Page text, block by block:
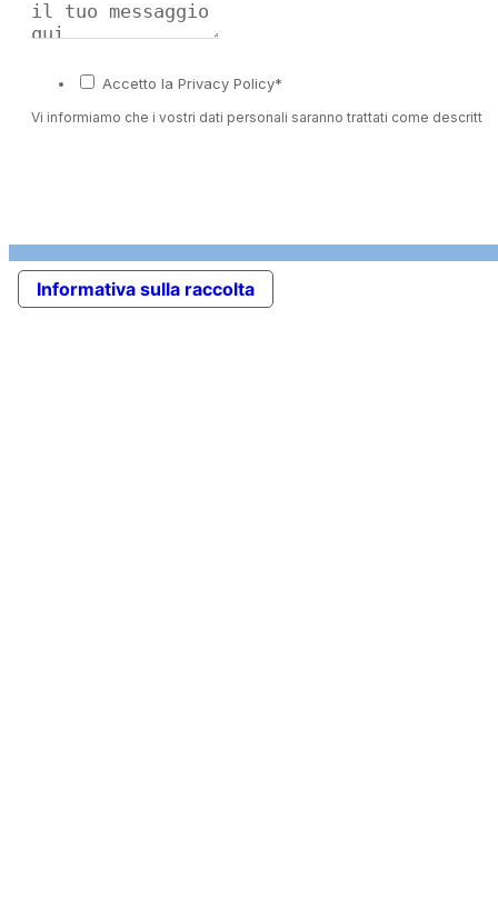
Accetto la Privacy Policy*
Vi informiamo che i vostri dati personali saranno trattati come descritto
Informativa sulla raccolta